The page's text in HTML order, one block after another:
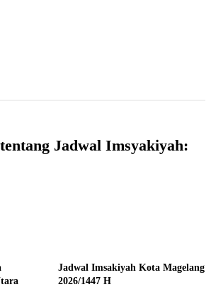
Jadwal Imsyakiyah:
Jadwal Imsakiyah Kota Magelang
2026/1447 H